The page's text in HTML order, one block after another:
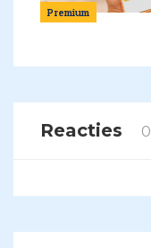
Premium
Reacties 0